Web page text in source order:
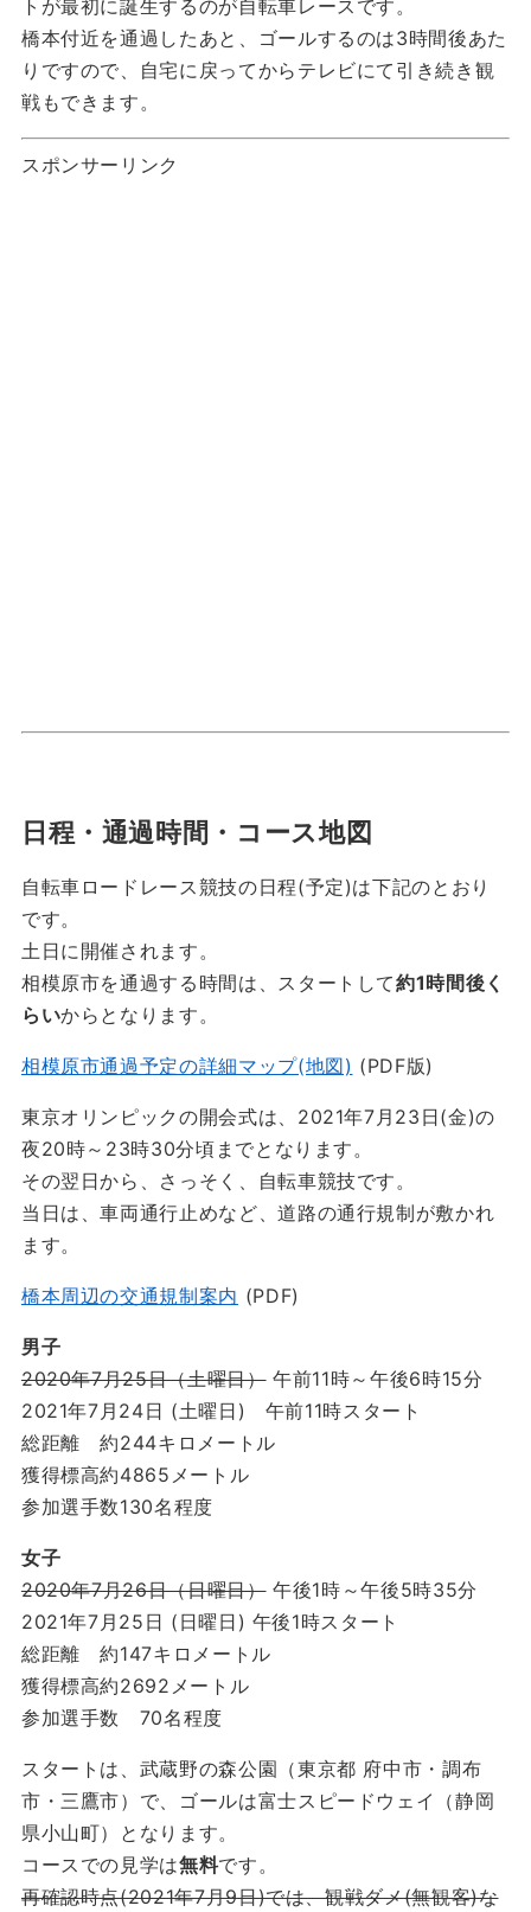
トが最初に誕生するのが自転車レースです。
橋本付近を通過したあと、ゴールするのは3時間後あた
りですので、自宅に戻ってからテレビにて引き続き観
戦もできます。
スポンサーリンク
日程・通過時間・コース地図
自転車ロードレース競技の日程(予定)は下記のとおり
です。
土日に開催されます。
相模原市を通過する時間は、スタートして約1時間後く
らいからとなります。
相模原市通過予定の詳細マップ(地図) (PDF版)
東京オリンピックの開会式は、2021年7月23日(金)の
夜20時～23時30分頃までとなります。
その翌日から、さっそく、自転車競技です。
当日は、車両通行止めなど、道路の通行規制が敷かれ
ます。
橋本周辺の交通規制案内 (PDF)
男子
2020年7月25日（土曜日）午前11時～午後6時15分
2021年7月24日 (土曜日) 午前11時スタート
総距離 約244キロメートル
獲得標高約4865メートル
参加選手数130名程度
女子
2020年7月26日（日曜日）午後1時～午後5時35分
2021年7月25日 (日曜日) 午後1時スタート
総距離 約147キロメートル
獲得標高約2692メートル
参加選手数 70名程度
スタートは、武蔵野の森公園（東京都 府中市・調布
市・三鷹市）で、ゴールは富士スピードウェイ（静岡
県小山町）となります。
コースでの見学は無料です。
再確認時点(2021年7月9日)では、観戦ダメ(無観客)な